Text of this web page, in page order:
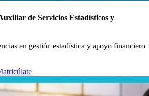
de Servicios Estadísticos y
en gestión estadística y apoyo financiero